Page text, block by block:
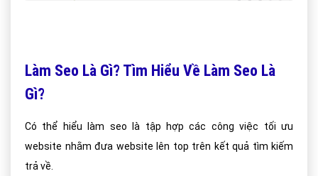
Làm Seo Là Gì? Tìm Hiểu Về Làm Seo Là
Gì?
Có thể hiểu làm seo là tập hợp các công việc tối ưu
website nhằm đưa website lên top trên kết quả tìm kiếm
trả về.